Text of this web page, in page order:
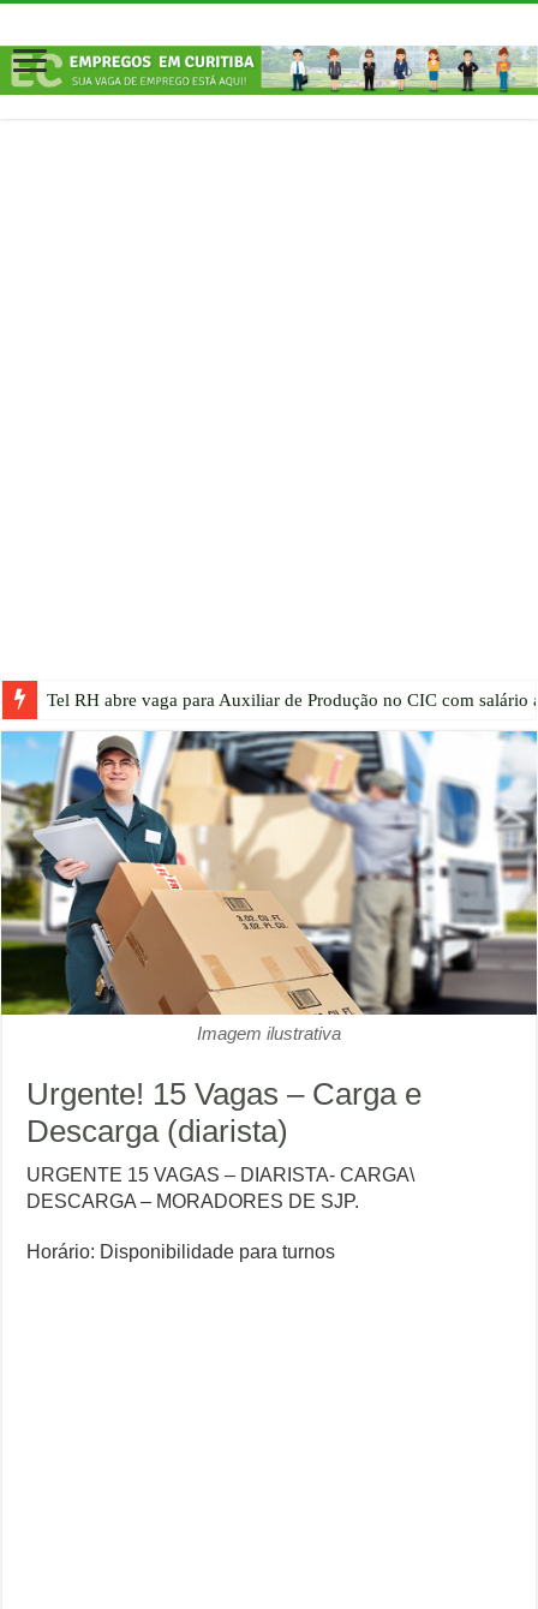
Tel RH abre vaga para Auxiliar de Produção no CIC com salário
Imagem ilustrativa
Urgente! 15 Vagas – Carga e
Descarga (diarista)
URGENTE 15 VAGAS – DIARISTA- CARGA\
DESCARGA – MORADORES DE SJP.
Horário: Disponibilidade para turnos